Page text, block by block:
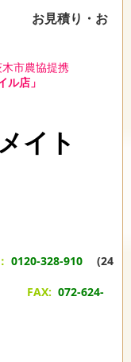
お見積り・お
木市農協提携
ル店」
ト
0120-328-910 (24
072-624-